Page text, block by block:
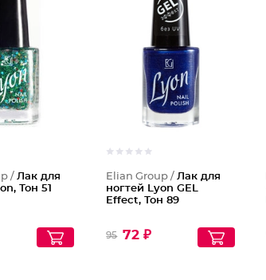
/ Лак для
Тон 51
Elian Group /Лак для
ногтей Lyon GEL
Effect, Тон 89
95 72 ₽